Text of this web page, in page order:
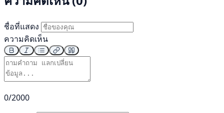
ชื่อที่แสดง
ความคิดเห็น
0/2000